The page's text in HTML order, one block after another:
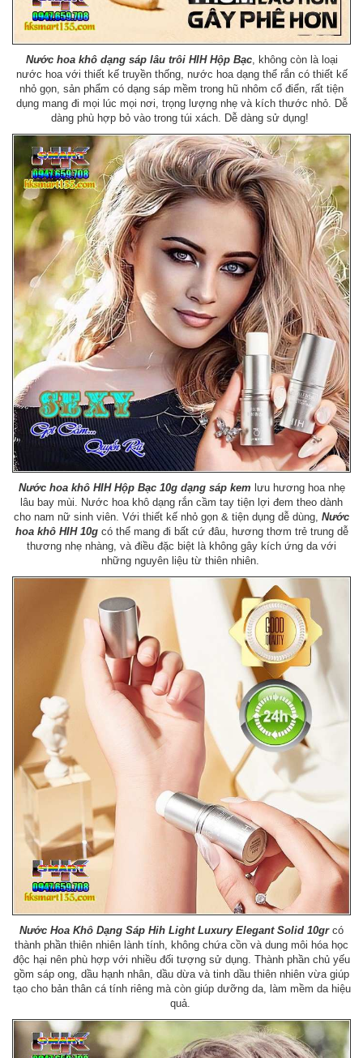
Nước hoa khô dạng sáp lâu trôi HIH Hộp Bạc, không còn là loại
nước hoa với thiết kế truyền thống, nước hoa dạng thể rắn có thiết kế
nhỏ gọn, sản phẩm có dạng sáp mềm trong hũ nhôm cổ điển, rất tiện
dụng mang đi mọi lúc mọi nơi, trọng lượng nhẹ và kích thước nhỏ. Dễ
dàng phù hợp bỏ vào trong túi xách. Dễ dàng sử dụng!
Nước hoa khô HIH Hộp Bạc 10g dạng sáp kem lưu hương hoa nhẹ
lâu bay mùi. Nước hoa khô dạng rắn cầm tay tiện lợi đem theo dành
cho nam nữ sinh viên. Với thiết kế nhỏ gọn & tiện dụng dễ dùng, Nước
hoa khô HIH 10gcó thể mang đi bất cứ đâu, hương thơm trẻ trung dễ
thương nhẹ nhàng, và điều đặc biệt là không gây kích ứng da với
những nguyên liệu từ thiên nhiên.
Nước Hoa Khô Dạng Sáp Hih Light Luxury Elegant Solid 10grcó
thành phần thiên nhiên lành tính, không chứa cồn và dung môi hóa học
độc hại nên phù hợp với nhiều đối tượng sử dụng. Thành phần chủ yếu
gồm sáp ong, dầu hạnh nhân, dầu dừa và tinh dầu thiên nhiên vừa giúp
tạo cho bản thân cá tính riêng mà còn giúp dưỡng da, làm mềm da hiệu
quả.